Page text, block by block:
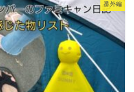
番外編